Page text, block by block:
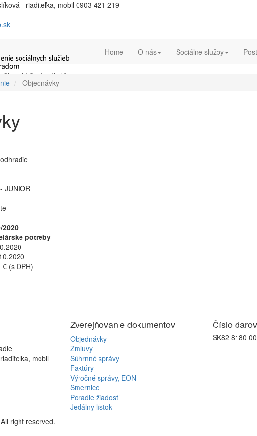
- riaditeľka, mobil 0903 421 219
Home O nás Sociálne služby
Objednávky
JUNIOR
2020
potreby
€ (s DPH)
mobil
Zverejňovaniedokumentov
Objednávky
Zmluvy
Súhrnné správy
Faktúry
Výročné správy, EON
Smernice
Poradie žiadostí
Jedálny lístok
Číslo
SK82 8180
right reserved.